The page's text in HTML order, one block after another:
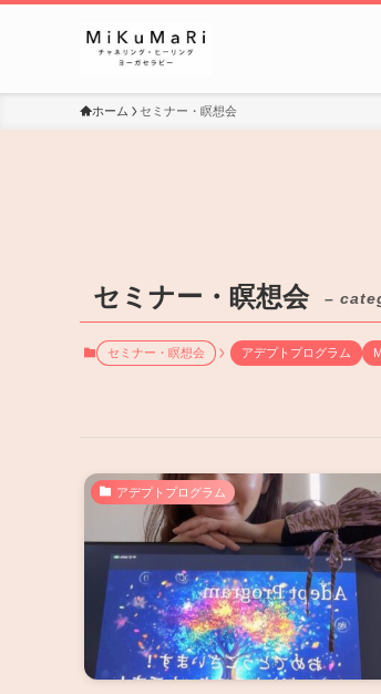
ホーム セミナー・瞑想会
セミナー・瞑想会 –
セミナー・瞑想会 アデプトプログラム
アデプトプログラム